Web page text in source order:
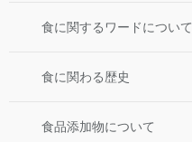
食に関するワードについて
食に関わる歴史
食品添加物について